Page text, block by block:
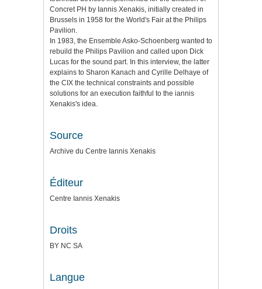
Concret PH by Iannis Xenakis, initially created in
Brussels in 1958 for the World's Fair at the Philips
Pavilion.
In 1983, the Ensemble Asko-Schoenberg wanted to
rebuild the Philips Pavilion and called upon Dick
Lucas for the sound part. In this interview, the latter
explains to Sharon Kanach and Cyrille Delhaye of
the CIX the technical constraints and possible
solutions for an execution faithful to the iannis
Xenakis's idea.
Source
Archive du Centre Iannis Xenakis
Éditeur
Centre Iannis Xenakis
Droits
BY NC SA
Langue